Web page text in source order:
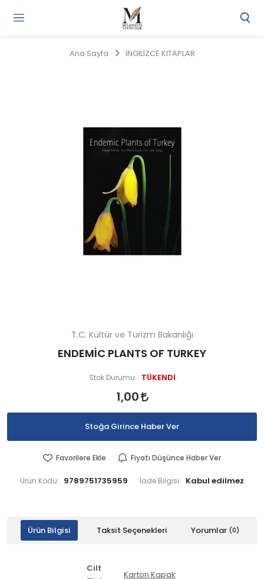
Ana Sayfa İNGİLİZCE KİTAPLAR
T.C. Kültür ve Turizm Bakanlığı
ENDEMİC PLANTS OF TURKEY
Stok Durumu: TÜKENDİ
1,00
Stoğa Girince Haber Ver
Favorilere Ekle Fiyatı Düşünce Haber Ver
Ürün Kodu: 9789751735959 İade Bilgisi:
Ürün Bilgisi Taksit Seçenekleri Yorumlar (0)
Cilt
Karton Kapak